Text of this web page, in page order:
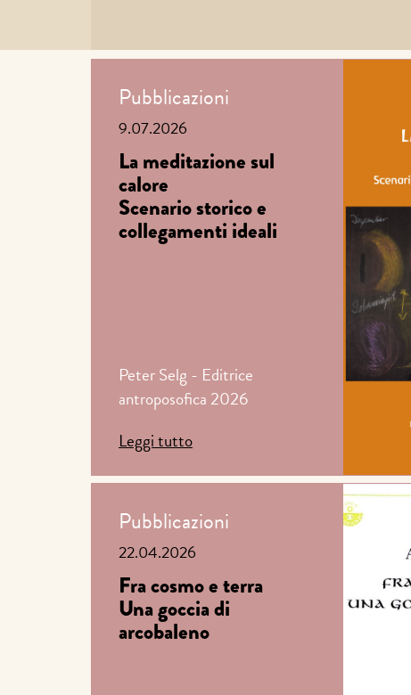
Pubblicazioni
9.07.2026
La meditazione sul
calore
Scenario storico e
collegamenti ideali
Peter Selg - Editrice
antroposofica 2026
Leggi tutto
Pubblicazioni
22.04.2026
Fra cosmo e terra
Una goccia di
arcobaleno